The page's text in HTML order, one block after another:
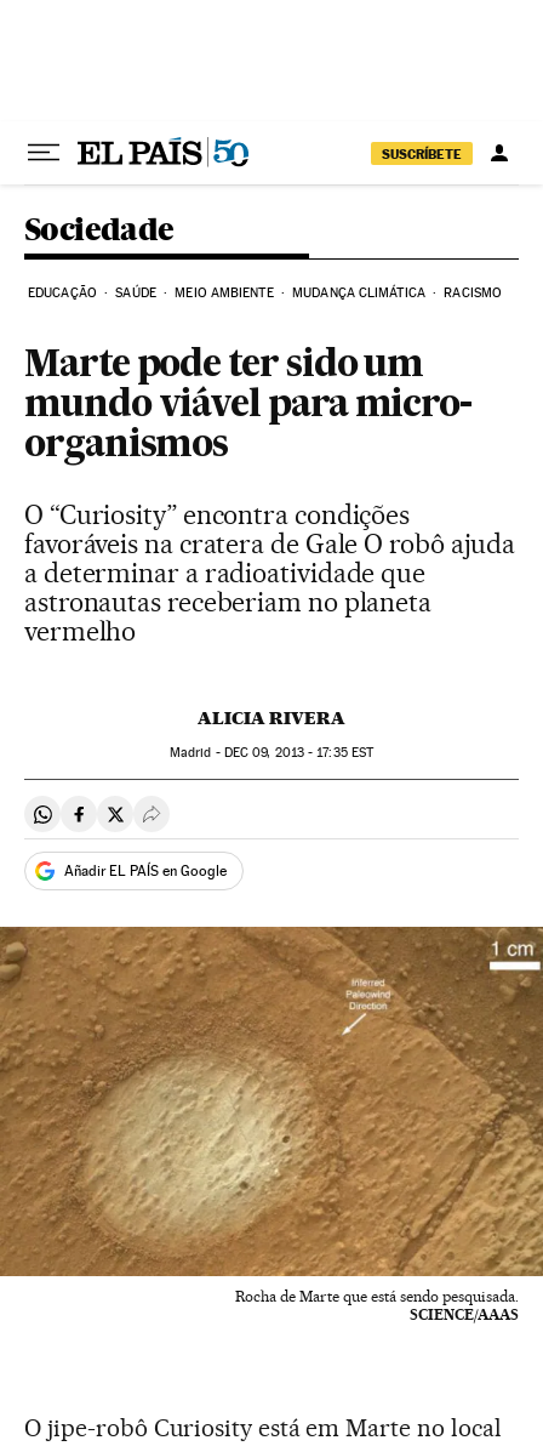
SUSCRÍBETE
Sociedade
EDUCAÇÃO SAÚDE MEIO AMBIENTE MUDANÇA CLIMÁTICA RACISMO
Marte pode ter sido um
mundo viável para micro-
organismos
O “Curiosity” encontra condições
favoráveis na cratera de Gale O robô ajuda
a determinar a radioatividade que
astronautas receberiam no planeta
vermelho
ALICIA RIVERA
Madrid - DEC 09, 2013 - 17:35EST
Compartir en Whatsapp
Compartir en Facebook
Compartir en Twitter
Desplegar Redes Sociales
Añadir EL PAÍS en Google
Rocha de Marte que está sendo pesquisada.
SCIENCE/AAAS
O jipe-robô Curiosity está em Marte no local